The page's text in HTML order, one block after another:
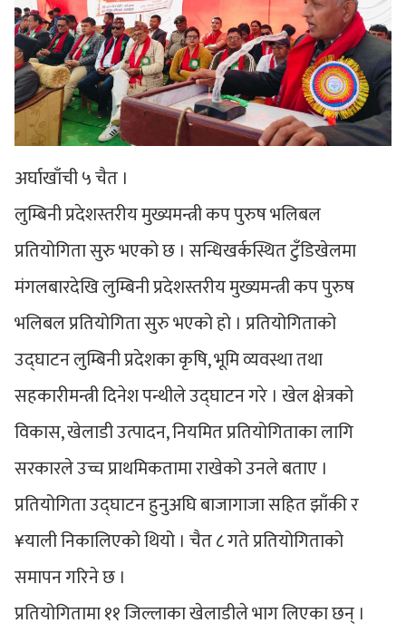
अर्घाखाँची ५ चैत ।
लुम्बिनी प्रदेशस्तरीय मुख्यमन्त्री कप पुरुष भलिबल
प्रतियोगिता सुरु भएको छ । सन्धिखर्कस्थित टुँडिखेलमा
मंगलबारदेखि लुम्बिनी प्रदेशस्तरीय मुख्यमन्त्री कप पुरुष
भलिबल प्रतियोगिता सुरु भएको हो । प्रतियोगिताको
उद्घाटन लुम्बिनी प्रदेशका कृषि, भूमि व्यवस्था तथा
सहकारीमन्त्री दिनेश पन्थीले उद्घाटन गरे । खेल क्षेत्रको
विकास, खेलाडी उत्पादन, नियमित प्रतियोगिताका लागि
सरकारले उच्च प्राथमिकतामा राखेको उनले बताए ।
प्रतियोगिता उद्घाटन हुनुअघि बाजागाजा सहित झाँकी र
¥याली निकालिएको थियो । चैत ८ गते प्रतियोगिताको
समापन गरिने छ ।
प्रतियोगितामा ११ जिल्लाका खेलाडीले भाग लिएका छन् ।